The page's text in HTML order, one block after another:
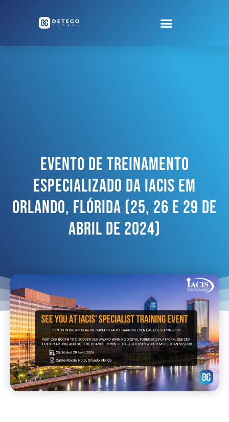
Evento De Treinamento
Especializado Da IACIS Em
Orlando, Flórida (25, 26 E 29 De
Abril De 2024)